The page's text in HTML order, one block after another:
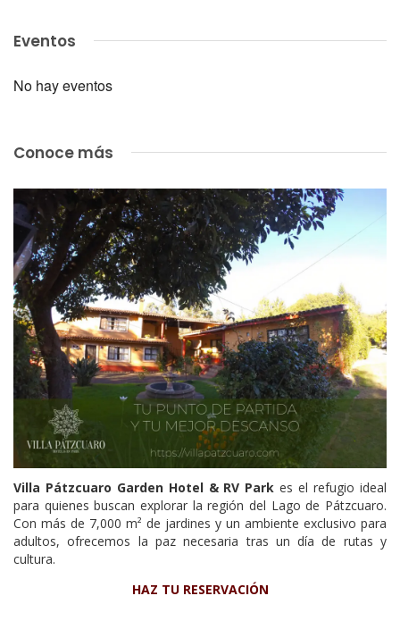
Eventos
No hay eventos
Conoce más
Villa Pátzcuaro Garden Hotel & RV Park es el refugio ideal
para quienes buscan explorar la región del Lago de Pátzcuaro.
Con más de 7,000 m² de jardines y un ambiente exclusivo para
adultos, ofrecemos la paz necesaria tras un día de rutas y
cultura.
HAZ TU RESERVACIÓN